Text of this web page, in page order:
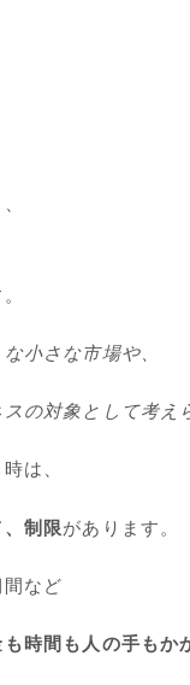
小さな市場や、
の対象として考え
は、
制限があります。
など
時間も人の手もか